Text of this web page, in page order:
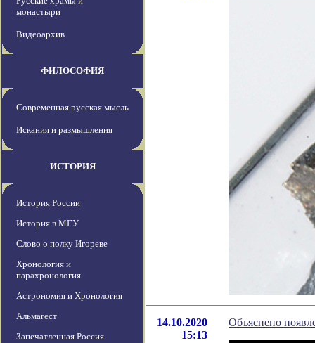
монастыри
Видеоархив
ФИЛОСОФИЯ
Современная русская мысль
Искания и размышления
ИСТОРИЯ
История России
История в МГУ
Слово о полку Игореве
Хронология и
парахронология
Астрономия и Хронология
Альмагест
Запечатленная Россия
14.10.2020
15:13
Объяснено